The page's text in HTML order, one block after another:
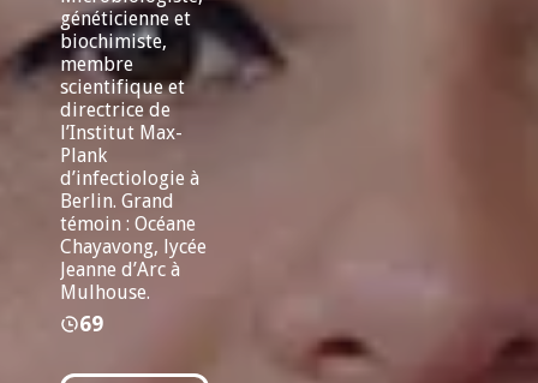
généticienne et
biochimiste,
membre
scientifique et
directrice de
l’Institut Max-
Plank
d’infectiologie à
Berlin. Grand
témoin : Océane
Chayavong, lycée
Jeanne d’Arc à
Mulhouse.
69